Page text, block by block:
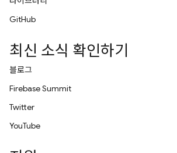
GitHub
최신 소식 확인하기
블로그
Firebase Summit
Twitter
YouTube